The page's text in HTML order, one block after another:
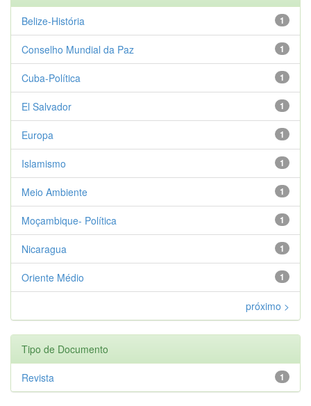
1
Belize-História
1
Conselho Mundial da Paz
1
Cuba-Política
1
El Salvador
1
Europa
1
Islamismo
1
Meio Ambiente
1
Moçambique- Política
1
Nicaragua
1
Oriente Médio
próximo >
Tipo de Documento
1
Revista